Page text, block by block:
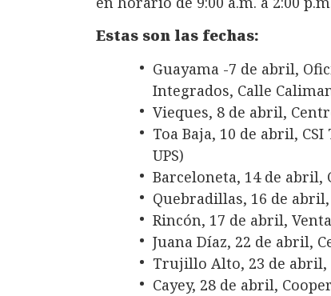
Estas son las fechas:
Guayama -7 de abril,
Integrados, Calle
Vieques, 8 de abril,
Toa Baja, 10 de abril,
UPS)
Barceloneta, 14 de abril,
Quebradillas, 16 de
Rincón, 17 de abril,
Juana Díaz, 22 de abril,
Trujillo Alto, 23 de abril,
Cayey, 28 de abril,